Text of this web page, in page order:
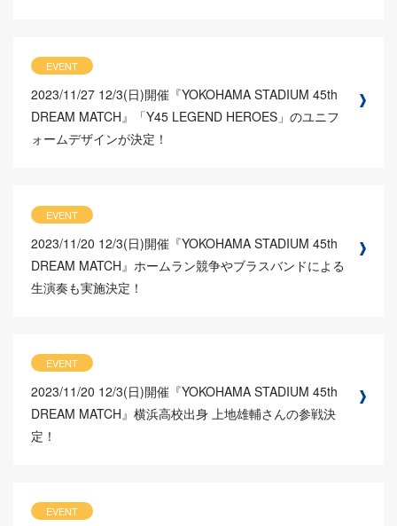
EVENT
2023/11/27 12/3(日)開催『YOKOHAMA STADIUM 45th
DREAM MATCH』「Y45 LEGEND HEROES」のユニフ
ォームデザインが決定！
EVENT
2023/11/20 12/3(日)開催『YOKOHAMA STADIUM 45th
DREAM MATCH』ホームラン競争やブラスバンドによる
生演奏も実施決定！
EVENT
2023/11/20 12/3(日)開催『YOKOHAMA STADIUM 45th
DREAM MATCH』横浜高校出身 上地雄輔さんの参戦決
定！
EVENT